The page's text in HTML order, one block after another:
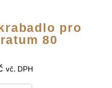
pro
80
vč. DPH